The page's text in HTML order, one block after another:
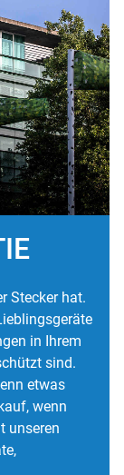
Stecker hat.
in Ihrem
sind.
etwas
wenn
unseren